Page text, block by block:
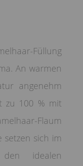
Füllung
An warmen
angenehm
zu 100 % mit
Flaum
setzen sich im
idealen